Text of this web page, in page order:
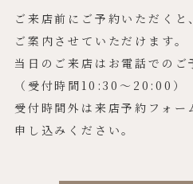
ご来店前にご予約いただく
ご案内させていただけます。
当日のご来店はお電話でのご
（受付時間10:30〜20:00）
受付時間外は来店予約フォ
申し込みください。